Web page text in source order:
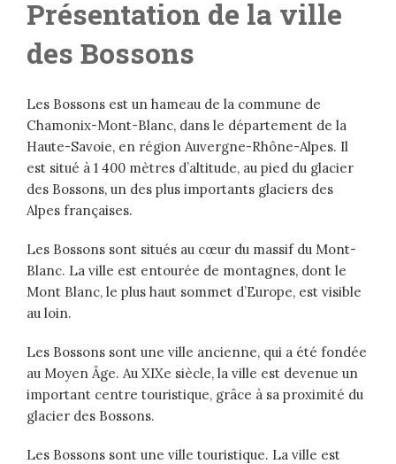
Présentation de la ville
des Bossons
Les Bossons est un hameau de la commune de
Chamonix-Mont-Blanc, dans le département de la
Haute-Savoie, en région Auvergne-Rhône-Alpes. Il
est situé à 1 400 mètres d’altitude, au pied du glacier
des Bossons, un des plus importants glaciers des
Alpes françaises.
Les Bossons sont situés au cœur du massif du Mont-
Blanc. La ville est entourée de montagnes, dont le
Mont Blanc, le plus haut sommet d’Europe, est visible
au loin.
Les Bossons sont une ville ancienne, qui a été fondée
au Moyen Âge. Au XIXe siècle, la ville est devenue un
important centre touristique, grâce à sa proximité du
glacier des Bossons.
Les Bossons sont une ville touristique. La ville est